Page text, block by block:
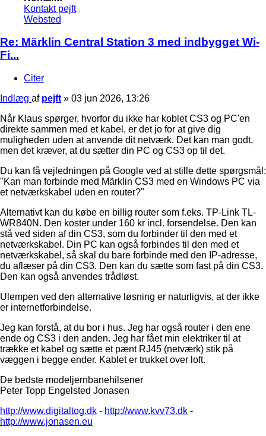
Kontakt pejft
Websted
Re: Märklin Central Station 3 med indbygget Wi-
Fi...
Citer
Indlæg af pejft » 03 jun 2026, 13:26
Når Klaus spørger, hvorfor du ikke har koblet CS3 og PC'en
direkte sammen med et kabel, er det jo for at give dig
muligheden uden at anvende dit netværk. Det kan man godt,
men det kræver, at du sætter din PC og CS3 op til det.
Du kan få vejledningen på Google ved at stille dette spørgsmål:
"Kan man forbinde med Märklin CS3 med en Windows PC via
et netværkskabel uden en router?"
Alternativt kan du købe en billig router som f.eks. TP-Link TL-
WR840N. Den koster under 160 kr incl. forsendelse. Den kan
stå ved siden af din CS3, som du forbinder til den med et
netværkskabel. Din PC kan også forbindes til den med et
netværkskabel, så skal du bare forbinde med den IP-adresse,
du aflæser på din CS3. Den kan du sætte som fast på din CS3.
Den kan også anvendes trådløst.
Ulempen ved den alternative løsning er naturligvis, at der ikke
er internetforbindelse.
Jeg kan forstå, at du bor i hus. Jeg har også router i den ene
ende og CS3 i den anden. Jeg har fået min elektriker til at
trække et kabel og sætte et pænt RJ45 (netværk) stik på
væggen i begge ender. Kablet er trukket over loft.
De bedste modeljernbanehilsener
Peter Topp Engelsted Jonasen
http://www.digitaltog.dk - http://www.kvv73.dk -
http://www.jonasen.eu